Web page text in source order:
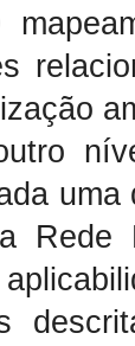
uma
Rede